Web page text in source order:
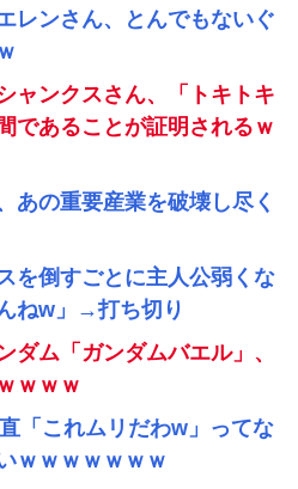
レンさん、とんでもないぐ
ャンクスさん、「トキトキ
であることが証明されるｗ
あの重要産業を破壊し尽く
を倒すごとに主人公弱くな
ねw」→打ち切り
ダム「ガンダムバエル」、
ｗｗｗ
「これムリだわw」ってな
ｗｗｗｗｗｗｗ